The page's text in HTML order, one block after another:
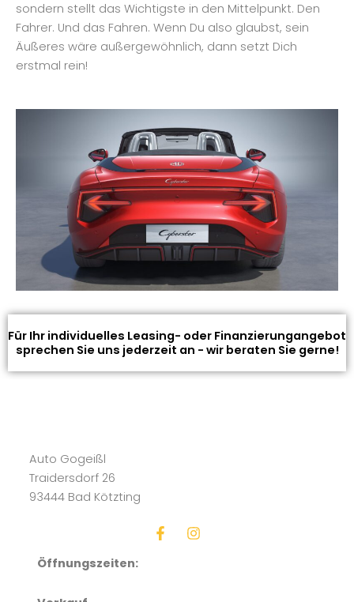
sondern stellt das Wichtigste in den Mittelpunkt. Den
Fahrer. Und das Fahren. Wenn Du also glaubst, sein
Äußeres wäre außergewöhnlich, dann setzt Dich
erstmal rein!
Für Ihr individuelles Leasing- oder Finanzierungangebot
sprechen Sie uns jederzeit an - wir beraten Sie gerne!
Auto Gogeißl
Traidersdorf 26
93444 Bad Kötzting
F
I
Öffnungszeiten: